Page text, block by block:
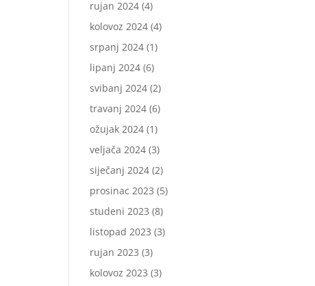
rujan 2024 (4)
kolovoz 2024 (4)
srpanj 2024 (1)
lipanj 2024 (6)
svibanj 2024 (2)
travanj 2024 (6)
ožujak 2024 (1)
veljača 2024 (3)
siječanj 2024 (2)
prosinac 2023 (5)
studeni 2023 (8)
listopad 2023 (3)
rujan 2023 (3)
kolovoz 2023 (3)